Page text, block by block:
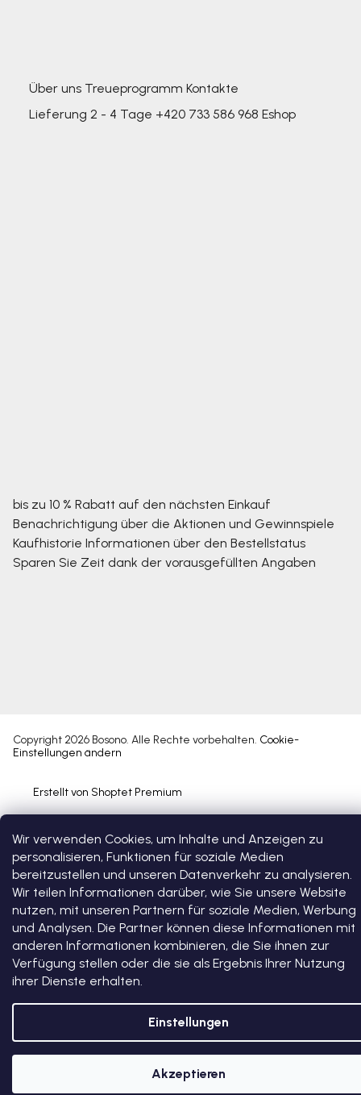
Wir verwenden Cookies, um Inhalte und Anzeigen zu
personalisieren, Funktionen für soziale Medien
bereitzustellen und unseren Datenverkehr zu analysieren.
Wir teilen Informationen darüber, wie Sie unsere Website
nutzen, mit unseren Partnern für soziale Medien, Werbung
und Analysen. Die Partner können diese Informationen mit
anderen Informationen kombinieren, die Sie ihnen zur
Verfügung stellen oder die sie als Ergebnis Ihrer Nutzung
ihrer Dienste erhalten.
Einstellungen
Akzeptieren
Über uns Treueprogramm Kontakte
Lieferung 2 - 4 Tage +420 733 586 968 Eshop
bis zu 10 % Rabatt auf den nächsten Einkauf
Benachrichtigung über die Aktionen und Gewinnspiele
Kaufhistorie Informationen über den Bestellstatus
Sparen Sie Zeit dank der vorausgefüllten Angaben
Erstellt von Shoptet Premium
Copyright 2026 Bosono. Alle Rechte vorbehalten. Cookie-
Einstellungen ändern